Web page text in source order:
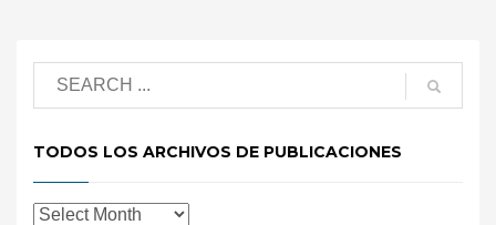
TODOS LOS ARCHIVOS DE PUBLICACIONES